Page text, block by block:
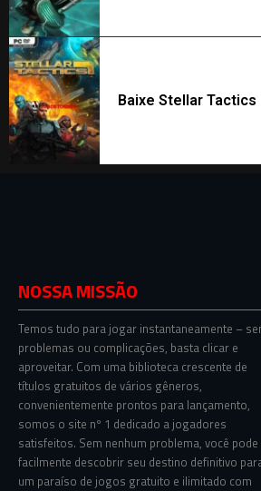
Baixe Stellar Tactics
NOSSA MISSÃO
Temos tudo para jogar instantaneamente –
problemas ou complicações, basta clicar e
aproveitar. Com uma biblioteca crescente de
títulos gratuitos de vários gêneros,
convenientemente prontos para lançamento,
somos o site nº 1 dedicado a jogadores
satisfeitos. Sem nenhum problema, você pode
facilmente descobrir seu destino definitivo
um paraíso de jogos gratuito e ilimitado com